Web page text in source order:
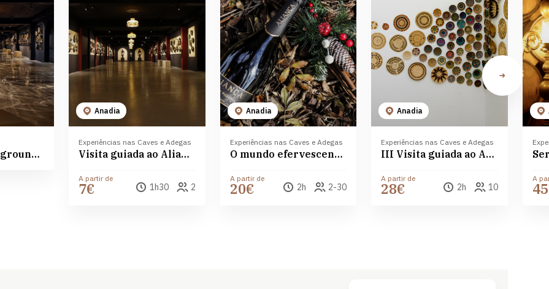
Aliança Underground Museum
Anadia
Experiências nas Caves e Adegas
Visita guiada ao Aliança Underground Museum
A partir de
7€ 1h30 2
Anadia
Experiências nas Caves e Adegas
O mundo efervescente do espumante - Aliança Vinhos de Portugal
A partir de
20€ 2h 2-30
Anadia
Experiências nas Caves e Adegas
III Visita guiada ao Aliança Underground Museum
A partir de
28€ 2h 10
A